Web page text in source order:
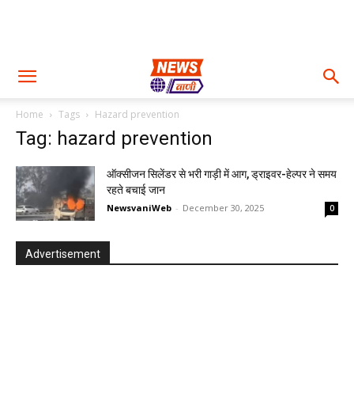
Home Tags Hazard prevention
Tag: hazard prevention
ऑक्सीजन सिलेंडर से भरी गाड़ी में आग, ड्राइवर-हेल्पर ने समय
रहते बचाई जान
NewsvaniWeb - December 30, 2025 0
Advertisement